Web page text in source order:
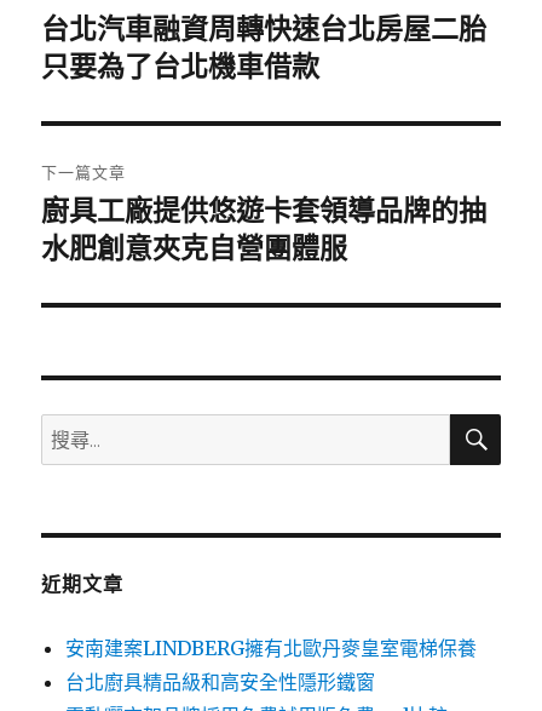
章
導
覽
上
一
文
章:
台北汽車融資周轉快速台北房屋二胎
只要為了台北機車借款
下一篇文章
下
一
文
廚具工廠提供悠遊卡套領導品牌的抽
水肥創意夾克自營團體服
搜
尋
鍵
搜
近期文章
安南建案LINDBERG擁有北歐丹麥皇室電梯保養
台北廚具精品級和高安全性隱形鐵窗